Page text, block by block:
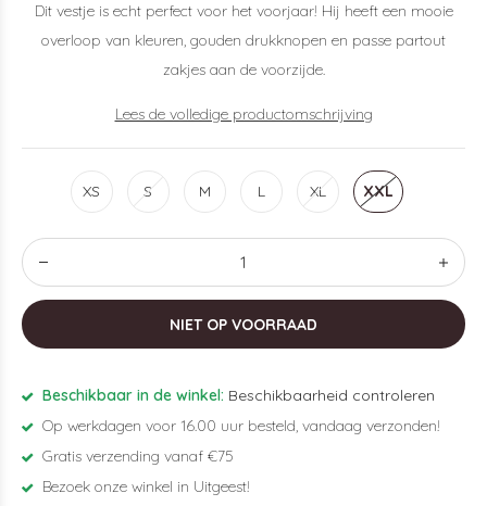
Dit vestje is echt perfect voor het voorjaar! Hij heeft een mooie
overloop van kleuren, gouden drukknopen en passe partout
zakjes aan de voorzijde.
Lees de volledige productomschrijving
XS S M L XL XXL
NIET OP VOORRAAD
Beschikbaar in de winkel: Beschikbaarheid controleren
Op werkdagen voor 16.00 uur besteld, vandaag verzonden!
Gratis verzending vanaf €75
Bezoek onze winkel in Uitgeest!